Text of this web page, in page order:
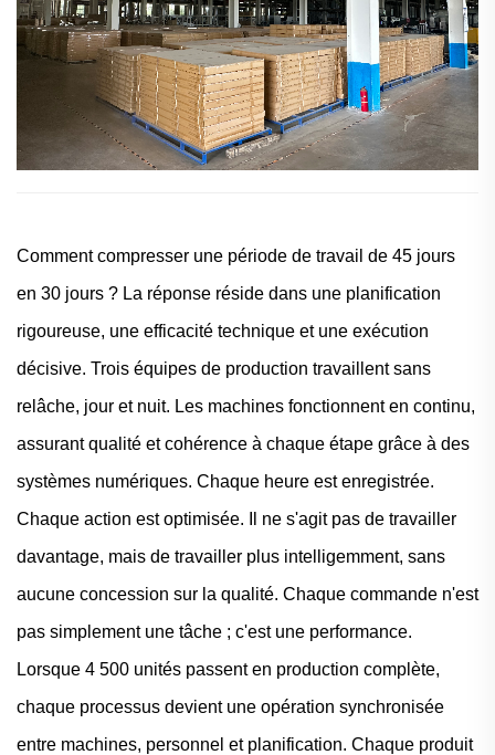
Comment compresser une période de travail de 45 jours
en 30 jours ? La réponse réside dans une planification
rigoureuse, une efficacité technique et une exécution
décisive. Trois équipes de production travaillent sans
relâche, jour et nuit. Les machines fonctionnent en continu,
assurant qualité et cohérence à chaque étape grâce à des
systèmes numériques. Chaque heure est enregistrée.
Chaque action est optimisée. Il ne s'agit pas de travailler
davantage, mais de travailler plus intelligemment, sans
aucune concession sur la qualité. Chaque commande n'est
pas simplement une tâche ; c'est une performance.
Lorsque 4 500 unités passent en production complète,
chaque processus devient une opération synchronisée
entre machines, personnel et planification. Chaque produit